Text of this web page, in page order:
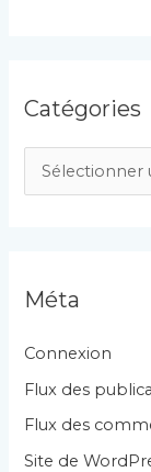
Catégories
a
g
r
i
e
Méta
Connexion
Flux des
Flux des
Site de